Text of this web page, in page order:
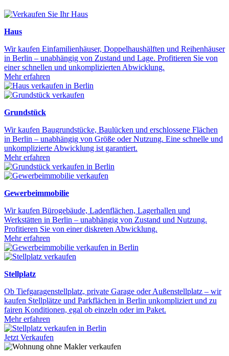
Haus
Wir kaufen Einfamilienhäuser, Doppelhaushälften und Reihenhäuser
in Berlin – unabhängig von Zustand und Lage. Profitieren Sie von
einer schnellen und unkomplizierten Abwicklung.
Mehr erfahren
Grundstück
Wir kaufen Baugrundstücke, Baulücken und erschlossene Flächen
in Berlin – unabhängig von Größe oder Nutzung. Eine schnelle und
unkomplizierte Abwicklung ist garantiert.
Mehr erfahren
Gewerbeimmobilie
Wir kaufen Bürogebäude, Ladenflächen, Lagerhallen und
Werkstätten in Berlin – unabhängig von Zustand und Nutzung.
Profitieren Sie von einer diskreten Abwicklung.
Mehr erfahren
Stellplatz
Ob Tiefgaragenstellplatz, private Garage oder Außenstellplatz – wir
kaufen Stellplätze und Parkflächen in Berlin unkompliziert und zu
fairen Konditionen, egal ob einzeln oder im Paket.
Mehr erfahren
Jetzt Verkaufen